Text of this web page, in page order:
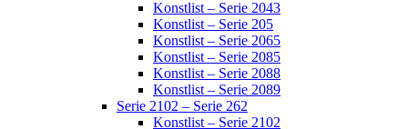
Konstlist – Serie 2043
Konstlist – Serie 205
Konstlist – Serie 2065
Konstlist – Serie 2085
Konstlist – Serie 2088
Konstlist – Serie 2089
Serie 2102 – Serie 262
Konstlist – Serie 2102